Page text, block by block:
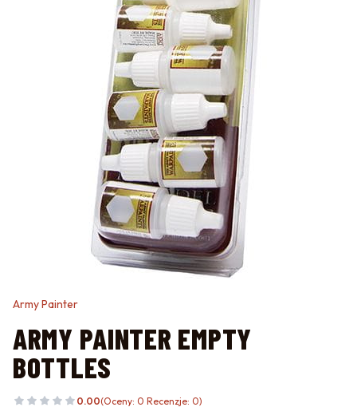
Army Painter
ARMY PAINTER EMPTY
BOTTLES
0.00(Oceny: 0 Recenzje: 0)